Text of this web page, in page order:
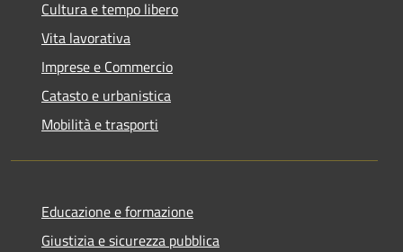
Cultura e tempo libero
Vita lavorativa
Imprese e Commercio
Catasto e urbanistica
Mobilità e trasporti
Educazione e formazione
Giustizia e sicurezza pubblica